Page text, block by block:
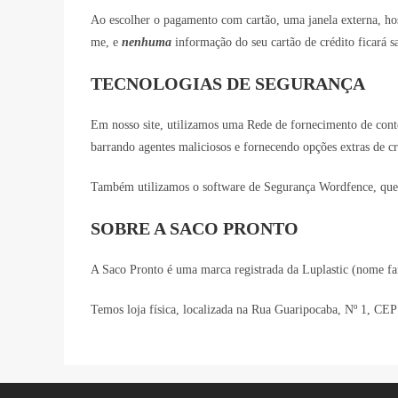
Ao escolher o pagamento com cartão, uma janela externa,
me, e nenhuma informação do seu cartão de crédito ficará
TECNOLOGIAS DE SEGURANÇA
Em nosso site, utilizamos uma Rede de fornecimento de
barrando agentes maliciosos e fornecendo opções extras de
Também utilizamos o software de Segurança Wordfence,
SOBRE A SACO PRONTO
A Saco Pronto é uma marca registrada da Luplastic (nome
Temos loja física, localizada na Rua Guaripocaba, Nº 1,